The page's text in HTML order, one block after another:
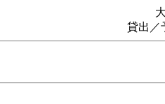
貸出／